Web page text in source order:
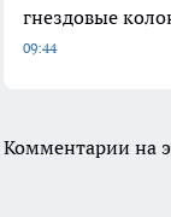
гнездовые
09:44
Комментарии на